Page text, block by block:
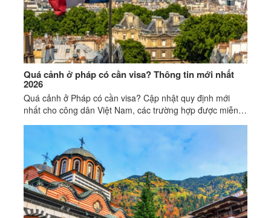
Quá cảnh ở pháp có cần visa? Thông tin mới nhất
2026
Quá cảnh ở Pháp có cần visa? Cập nhật quy định mới
nhất cho công dân Việt Nam, các trường hợp được miễn